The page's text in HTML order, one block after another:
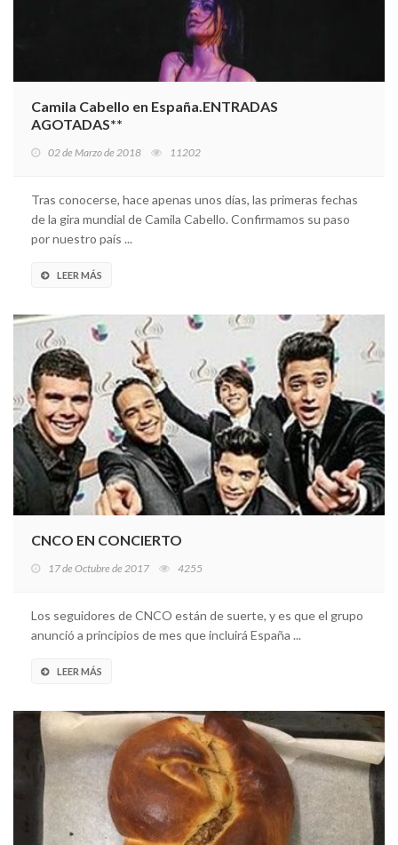
Camila Cabello en España.ENTRADAS
AGOTADAS**
02 de Marzo de 2018 11202
Tras conocerse, hace apenas unos días, las primeras fechas
de la gira mundial de Camila Cabello. Confirmamos su paso
por nuestro país ...
LEER MÁS
CNCO EN CONCIERTO
17 de Octubre de 2017 4255
Los seguidores de CNCO están de suerte, y es que el grupo
anunció a principios de mes que incluirá España ...
LEER MÁS